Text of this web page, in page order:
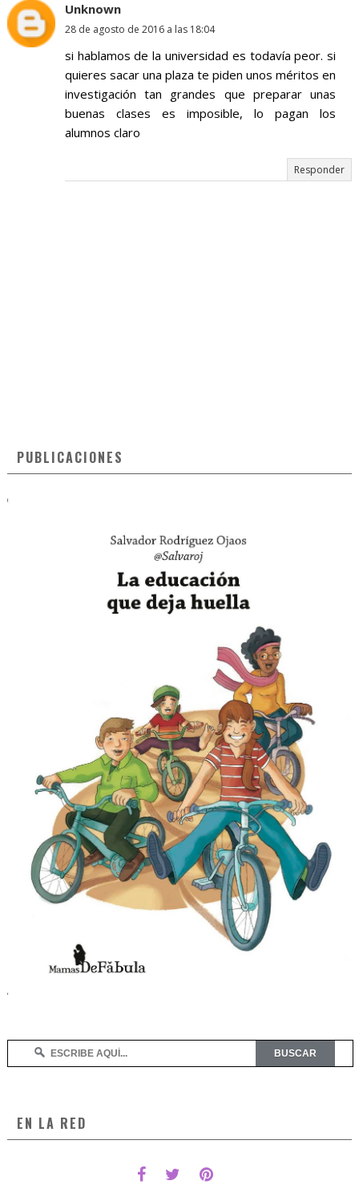
Unknown
28 de agosto de 2016 a las 18:04
si hablamos de la universidad es todavía peor. si
quieres sacar una plaza te piden unos méritos en
investigación tan grandes que preparar unas
buenas clases es imposible, lo pagan los
alumnos claro
Responder
PUBLICACIONES
EN LA RED